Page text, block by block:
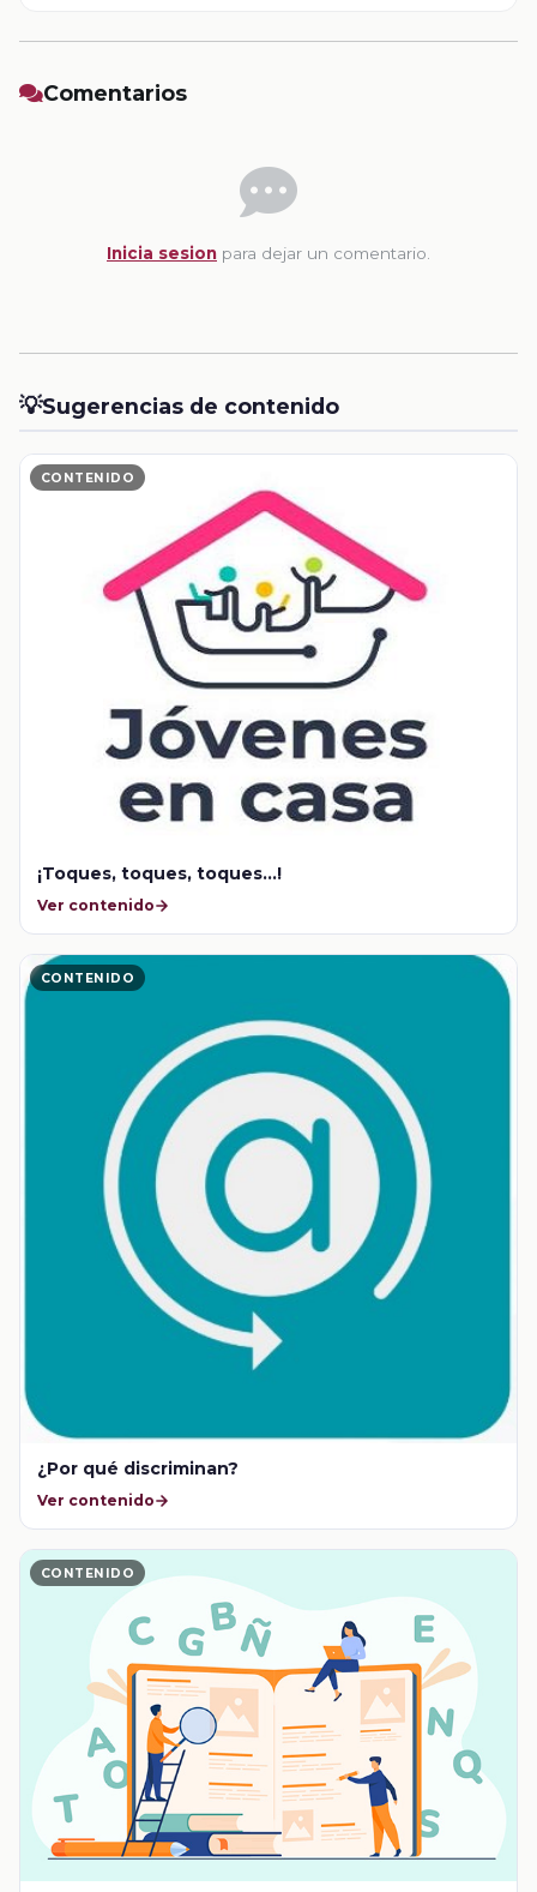
Comentarios
Inicia sesion para dejar un comentario.
💡Sugerencias de contenido
CONTENIDO
¡Toques, toques, toques...!
Ver contenido
CONTENIDO
¿Por qué discriminan?
Ver contenido
CONTENIDO